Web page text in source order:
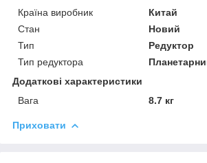
Країна виробник
Китай
Стан
Новий
Тип
Редуктор
Тип редуктора
Додаткові характеристики
Вага
8.7 кг
Приховати